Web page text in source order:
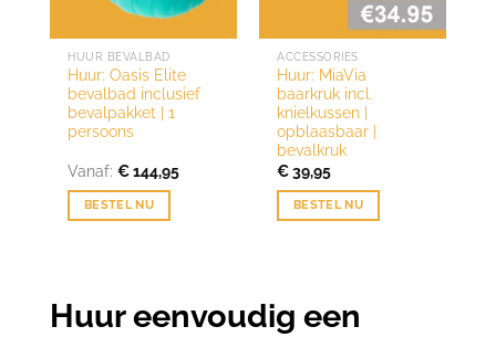
HUUR BEVALBAD
Huur: Oasis Elite
bevalbad inclusief
bevalpakket | 1
persoons
Vanaf:€144,95
BESTEL NU
ACCESSORIES
Huur: MiaVia
baarkruk incl.
knielkussen |
opblaasbaar |
bevalkruk
€39,95
BESTEL NU
Huur eenvoudig een